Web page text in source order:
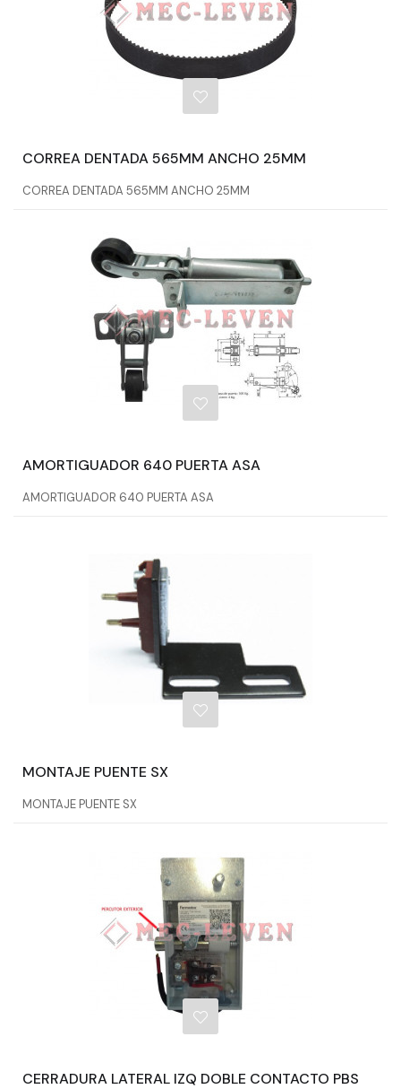
CORREA DENTADA 565MM ANCHO 25MM
CORREA DENTADA 565MM ANCHO 25MM
AMORTIGUADOR 640 PUERTA ASA
AMORTIGUADOR 640 PUERTA ASA
MONTAJE PUENTE SX
MONTAJE PUENTE SX
CERRADURA LATERAL IZQ DOBLE CONTACTO PBS